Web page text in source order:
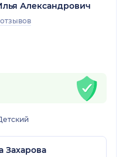
Александрович